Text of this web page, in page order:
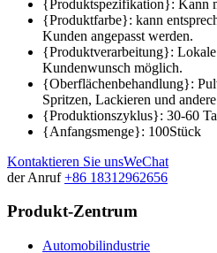
{Produktspezifikation}: Kann
{Produktfarbe}: kann
Kunden angepasst werden.
{Produktverarbeitung}:
Kundenwunsch möglich.
{Oberflächenbehandlung}:
Spritzen, Lackieren und
{Produktionszyklus}: 30-60
{Anfangsmenge}: 100Stück
Kontaktieren Sie unsWeChat
der Anruf +86 18312962656
Produkt-Zentrum
Automobilindustrie